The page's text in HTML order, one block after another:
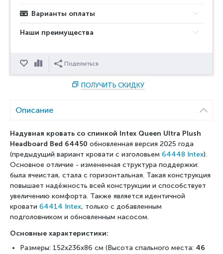
Варианты оплаты
Наши преимущества
ОтложитьСравнитьПоделиться
ПОЛУЧИТЬ СКИДКУ
Описание
Надувная кровать со спинкой Intex Queen Ultra Plush
Headboard Bed 64450 обновленная версия 2025 года
(предыдущий вариант кровати с изголовьем 64448 Intex).
Основное отличие - измененная структура поддержки:
была ячеистая, стала с горизонтальная. Такая конструкция
повышает надёжность всей конструкции и способствует
увеличению комфорта. Также является идентичной
кровати 64414 Intex, только с добавленным
подголовником и обновленным насосом.
Основные характеристики:
Размеры: 152x236x86 см (Высота спального места: 46